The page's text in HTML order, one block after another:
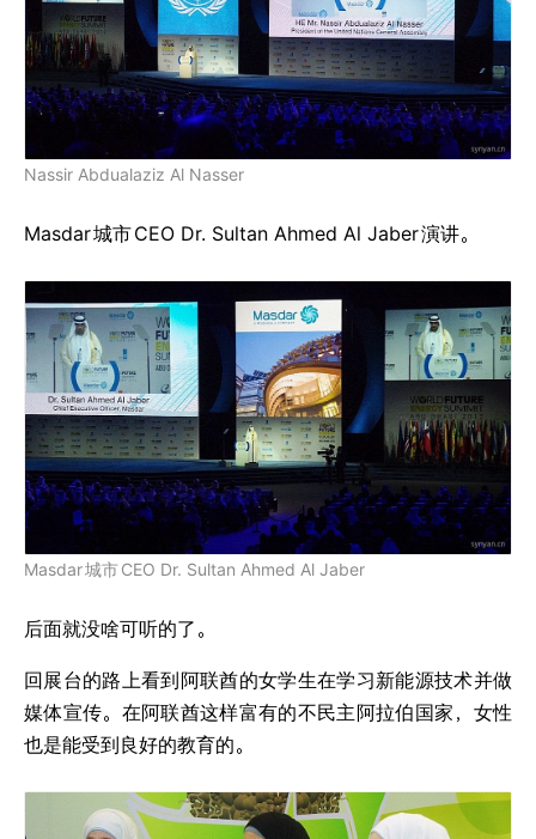
Nassir Abdualaziz Al Nasser
Masdar城市CEO Dr. Sultan Ahmed Al Jaber演讲。
Masdar城市CEO Dr. Sultan Ahmed Al Jaber
后面就没啥可听的了。
回展台的路上看到阿联酋的女学生在学习新能源技术并做
媒体宣传。在阿联酋这样富有的不民主阿拉伯国家，女性
也是能受到良好的教育的。